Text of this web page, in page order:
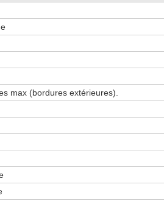
max (bordures extérieures).